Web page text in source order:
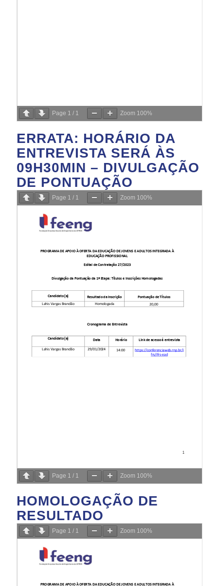
Page 1 / 1 Zoom 100%
ERRATA: HORÁRIO DA
ENTREVISTA SERÁ ÀS
09H30MIN – DIVULGAÇÃO
DE PONTUAÇÃO
Page 1 / 1 Zoom 100%
Page 1 / 1 Zoom 100%
HOMOLOGAÇÃO DE
RESULTADO
Page 1 / 1 Zoom 100%